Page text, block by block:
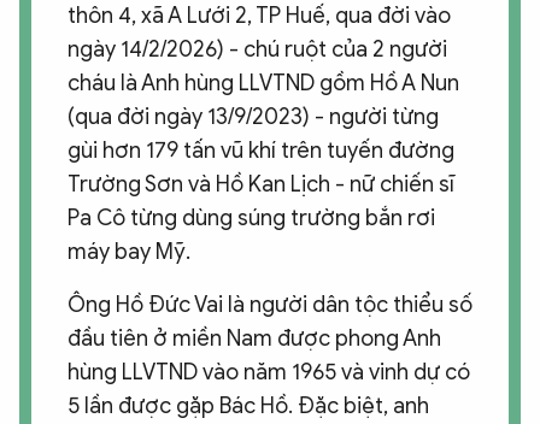
thôn 4, xã A Lưới 2, TP Huế, qua đời vào
ngày 14/2/2026) - chú ruột của 2 người
cháu là Anh hùng LLVTND gồm Hồ A Nun
(qua đời ngày 13/9/2023) - người từng
gùi hơn 179 tấn vũ khí trên tuyến đường
Trường Sơn và Hồ Kan Lịch - nữ chiến sĩ
Pa Cô từng dùng súng trường bắn rơi
máy bay Mỹ.
Ông Hồ Đức Vai là người dân tộc thiểu số
đầu tiên ở miền Nam được phong Anh
hùng LLVTND vào năm 1965 và vinh dự có
5 lần được gặp Bác Hồ. Đặc biệt, anh